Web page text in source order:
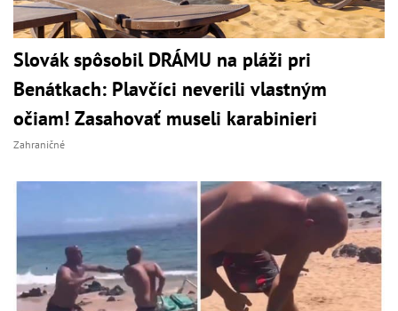
Slovák spôsobil DRÁMU na pláži pri
Benátkach: Plavčíci neverili vlastným
očiam! Zasahovať museli karabinieri
Zahraničné